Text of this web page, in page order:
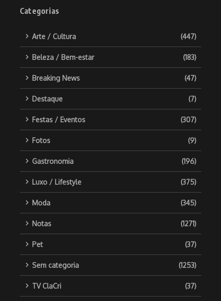
Categorias
Arte / Cultura (447)
Beleza / Bem-estar (183)
Breaking News (47)
Destaque (7)
Festas / Eventos (307)
Fotos (9)
Gastronomia (196)
Luxo / Lifestyle (375)
Moda (345)
Notas (1271)
Pet (37)
Sem categoria (1253)
TV ClaCri (37)